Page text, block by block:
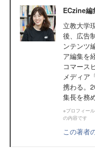
ECzine編
立教大学
後、広告
ンテンツ
ア編集を
コマース
メディア
携わる。
集長を務
※プロフィー
の内容です
この著者